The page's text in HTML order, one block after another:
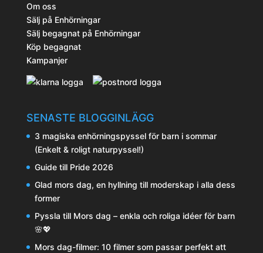
Om oss
Sälj på Enhörningar
Sälj begagnat på Enhörningar
Köp begagnat
Kampanjer
SENASTE BLOGGINLÄGG
3 magiska enhörningspyssel för barn i sommar
(Enkelt & roligt naturpyssel!)
Guide till Pride 2026
Glad mors dag, en hyllning till moderskap i alla dess
former
Pyssla till Mors dag – enkla och roliga idéer för barn
🌸💖
Mors dag-filmer: 10 filmer som passar perfekt att